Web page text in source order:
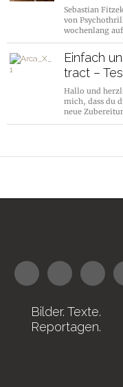
Sebastian
von
wochenlang
Einfach
tract –
Hallo und
mich, dass du
neue
Bilder. Texte.
Reportagen.